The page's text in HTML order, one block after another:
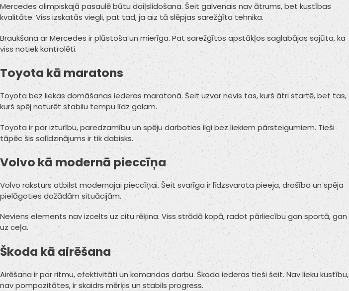
Mercedes olimpiskajā pasaulē būtu daiļslidošana. Šeit galvenais nav ātrums, bet kustības
kvalitāte. Viss izskatās viegli, pat tad, ja aiz tā slēpjas sarežģīta tehnika.
Braukšana ar Mercedes ir plūstoša un mierīga. Pat sarežģītos apstākļos saglabājas sajūta, ka
viss notiek kontrolēti.
Toyota kā maratons
Toyota bez liekas domāšanas iederas maratonā. Šeit uzvar nevis tas, kurš ātri startē, bet tas,
kurš spēj noturēt stabilu tempu līdz galam.
Toyota ir par izturību, paredzamību un spēju darboties ilgi bez liekiem pārsteigumiem. Tieši
tāpēc šis salīdzinājums ir tik dabisks.
Volvo kā modernā pieccīņa
Volvo raksturs atbilst modernajai pieccīņai. Šeit svarīga ir līdzsvarota pieeja, drošība un spēja
pielāgoties dažādām situācijām.
Neviens elements nav izcelts uz citu rēķina. Viss strādā kopā, radot pārliecību gan sportā, gan
uz ceļa.
Škoda kā airēšana
Airēšana ir par ritmu, efektivitāti un komandas darbu. Škoda iederas tieši šeit. Nav lieku kustību,
nav pompozitātes, ir skaidrs mērķis un stabils progress.